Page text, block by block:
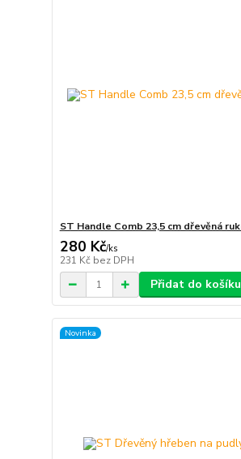
ST Handle Comb 23,5 cm dřevěná
280 Kč/ks
231 Kč bez DPH
Přidat do košíku
Novinka